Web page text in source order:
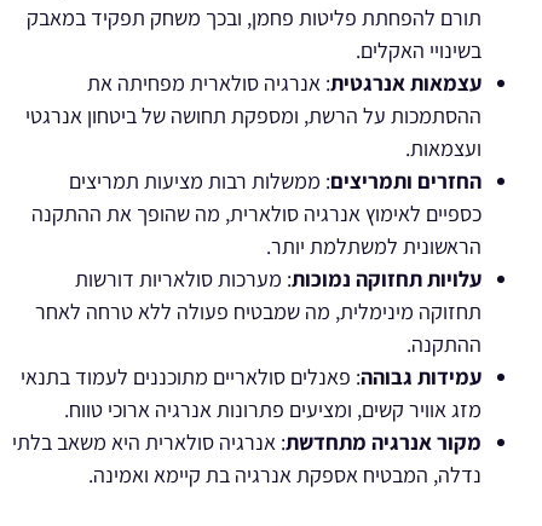
תורם להפחתת פליטות פחמן, ובכך משחק תפקיד במאבק
בשינויי האקלים.
עצמאות אנרגטית: אנרגיה סולארית מפחיתה את
ההסתמכות על הרשת, ומספקת תחושה של ביטחון אנרגטי
ועצמאות.
החזרים ותמריצים: ממשלות רבות מציעות תמריצים
כספיים לאימוץ אנרגיה סולארית, מה שהופך את ההתקנה
הראשונית למשתלמת יותר.
עלויות תחזוקה נמוכות: מערכות סולאריות דורשות
תחזוקה מינימלית, מה שמבטיח פעולה ללא טרחה לאחר
ההתקנה.
עמידות גבוהה: פאנלים סולאריים מתוכננים לעמוד בתנאי
מזג אוויר קשים, ומציעים פתרונות אנרגיה ארוכי טווח.
מקור אנרגיה מתחדשת: אנרגיה סולארית היא משאב בלתי
נדלה, המבטיח אספקת אנרגיה בת קיימא ואמינה.